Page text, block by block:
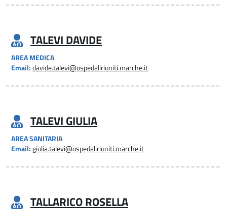
TALEVI DAVIDE
AREA MEDICA
Email: davide.talevi@ospedaliriuniti.marche.it
TALEVI GIULIA
AREA SANITARIA
Email: giulia.talevi@ospedaliriuniti.marche.it
TALLARICO ROSELLA